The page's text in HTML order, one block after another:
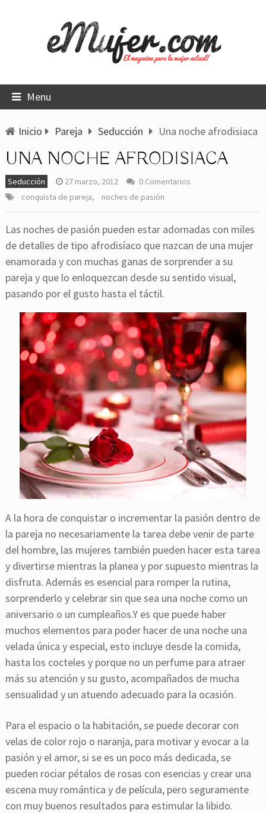
Menu
Inicio Pareja Seducción Una noche afrodisiaca
UNA NOCHE AFRODISIACA
Seducción 27 marzo, 2012
0 Comentarios
conquista de pareja, noches de pasión
Las noches de pasión pueden estar adornadas con miles
de detalles de tipo afrodisíaco que nazcan de una mujer
enamorada y con muchas ganas de sorprender a su
pareja y que lo enloquezcan desde su sentido visual,
pasando por el gusto hasta el táctil.
A la hora de conquistar o incrementar la pasión dentro de
la pareja no necesariamente la tarea debe venir de parte
del hombre, las mujeres también pueden hacer esta tarea
y divertirse mientras la planea y por supuesto mientras la
disfruta. Además es esencial para romper la rutina,
sorprenderlo y celebrar sin que sea una noche como un
aniversario o un cumpleaños.Y es que puede haber
muchos elementos para poder hacer de una noche una
velada única y especial, esto incluye desde la comida,
hasta los cocteles y porque no un perfume para atraer
más su atención y su gusto, acompañados de mucha
sensualidad y un atuendo adecuado para la ocasión.
Para el espacio o la habitación, se puede decorar con
velas de color rojo o naranja, para motivar y evocar a la
pasión y el amor, si se es un poco más dedicada, se
pueden rociar pétalos de rosas con esencias y crear una
escena muy romántica y de película, pero seguramente
con muy buenos resultados para estimular la libido.